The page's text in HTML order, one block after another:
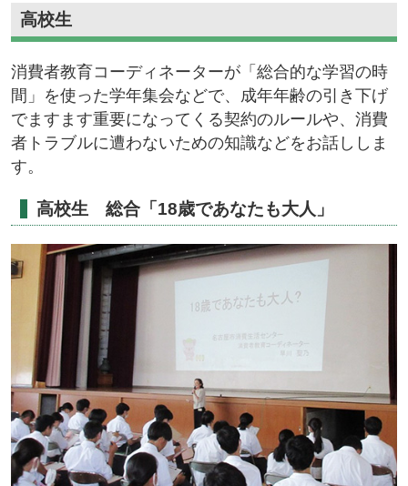
高校生
消費者教育コーディネーターが「総合的な学習の時
間」を使った学年集会などで、成年年齢の引き下げ
でますます重要になってくる契約のルールや、消費
者トラブルに遭わないための知識などをお話ししま
す。
高校生 総合「18歳であなたも大人」